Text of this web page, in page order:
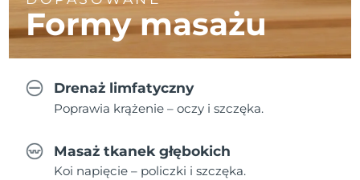
Formy masażu
Drenaż limfatyczny
Poprawia krążenie – oczy i szczęka.
Masaż tkanek głębokich
Koi napięcie – policzki i szczęka.